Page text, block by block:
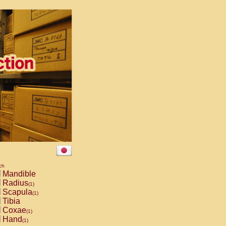
Mandible
Radius(1)
Scapula(1)
Tibia
Coxae(1)
Hand(1)